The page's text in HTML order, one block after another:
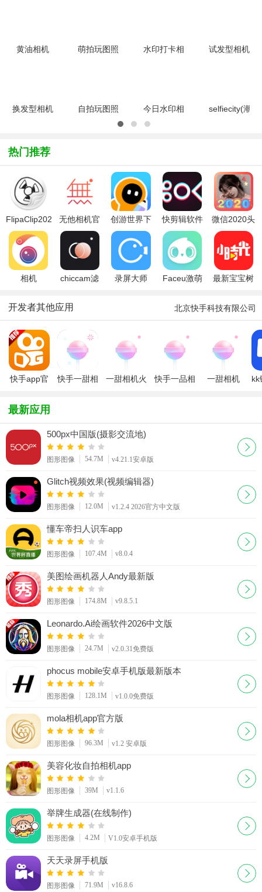
黄油相机
萌拍玩图照
水印打卡相
试发型相机
换发型相机
自拍玩图照
相机安卓版
今日水印相
机最新版
selfiecity(潮
热门推荐
FlipaClip2026
最新版
无他相机官
方app
创游世界下
载2026最新
版
快剪辑软件
免费版
微信2020头
像图片
(2020头像
生成)
相机
chiccam滤
录屏大师
Faceu激萌
最新宝宝树
开发者其他应用 北京快手科技有限公司
快手app官
最新版
快手一甜相
一甜相机火
快手一品相
一甜相机
kk
最新应用
500px中国版(摄影交流地)
图形图像 54.7M v4.21.1安卓版
Glitch视频效果(视频编辑器)
图形图像 12.0M v1.2.4 2026官方中文版
懂车帝扫人识车app
图形图像 107.4M v8.0.4
美图绘画机器人Andy最新版
图形图像 174.8M v9.8.5.1
Leonardo.Ai绘画软件2026中文版
图形图像 24.7M v2.0.31免费版
phocus mobile安卓手机版最新版本
图形图像 128.1M v1.0.0免费版
mola相机app官方版
图形图像 96.3M v1.2 安卓版
美容化妆自拍相机app
图形图像 39M v1.1.6
举牌生成器(在线制作)
图形图像 4.2M V1.0安卓手机版
天天录屏手机版
图形图像 71.9M v16.8.6